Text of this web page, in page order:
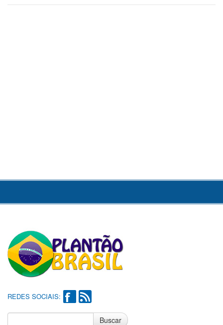
REDES SOCIAIS:
Buscar